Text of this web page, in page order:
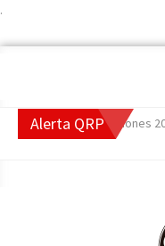
.
Alerta QRP
Mejores Canciones 2022